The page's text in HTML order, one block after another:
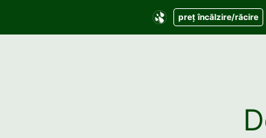
preț încălzire/răcire